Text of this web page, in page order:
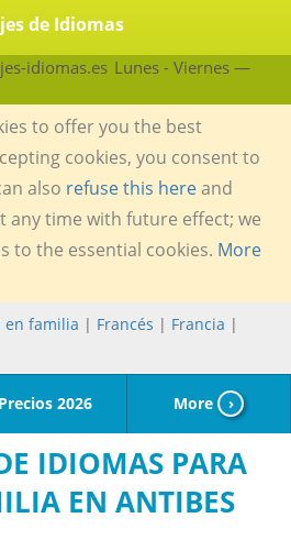
de Idiomas
idiomas.es Lunes - Viernes —
to offer you the best
cookies, you consent to
also refuse this hereand
any time with future effect; we
to the essential cookies. More
en familia | Francés | Francia |
Precios 2026 More ›
IDIOMAS PARA
EN ANTIBES